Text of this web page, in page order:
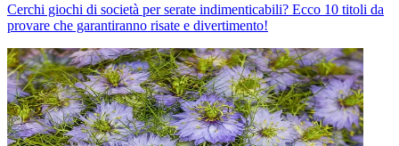
Cerchi giochi di società per serate indimenticabili? Ecco 10 titoli da
provare che garantiranno risate e divertimento!